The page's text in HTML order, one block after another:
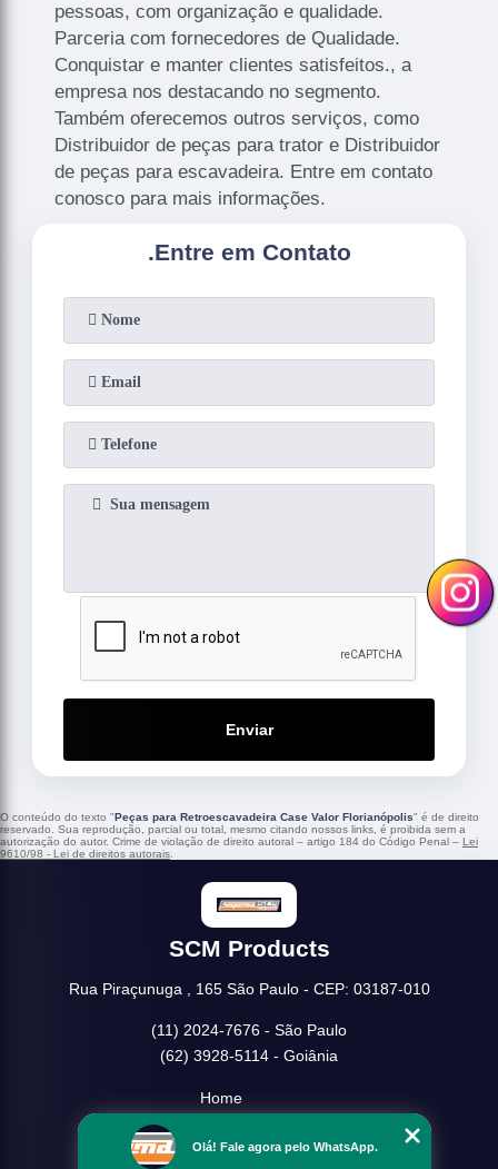
pessoas, com organização e qualidade.
Parceria com fornecedores de Qualidade.
Conquistar e manter clientes satisfeitos., a
empresa nos destacando no segmento.
Também oferecemos outros serviços, como
Distribuidor de peças para trator e Distribuidor
de peças para escavadeira. Entre em contato
conosco para mais informações.
.Entre em Contato
Enviar
O conteúdo do texto "Peças para Retroescavadeira Case Valor Florianópolis" é de direito
reservado. Sua reprodução, parcial ou total, mesmo citando nossos links, é proibida sem a
autorização do autor. Crime de violação de direito autoral – artigo 184 do Código Penal – Lei
9610/98 - Lei de direitos autorais.
SCM Products
Rua Piraçunuga , 165 São Paulo - CEP: 03187-010
(11) 2024-7676 - São Paulo
(62) 3928-5114 - Goiânia
Home
Missão
Olá! Fale agora pelo WhatsApp.